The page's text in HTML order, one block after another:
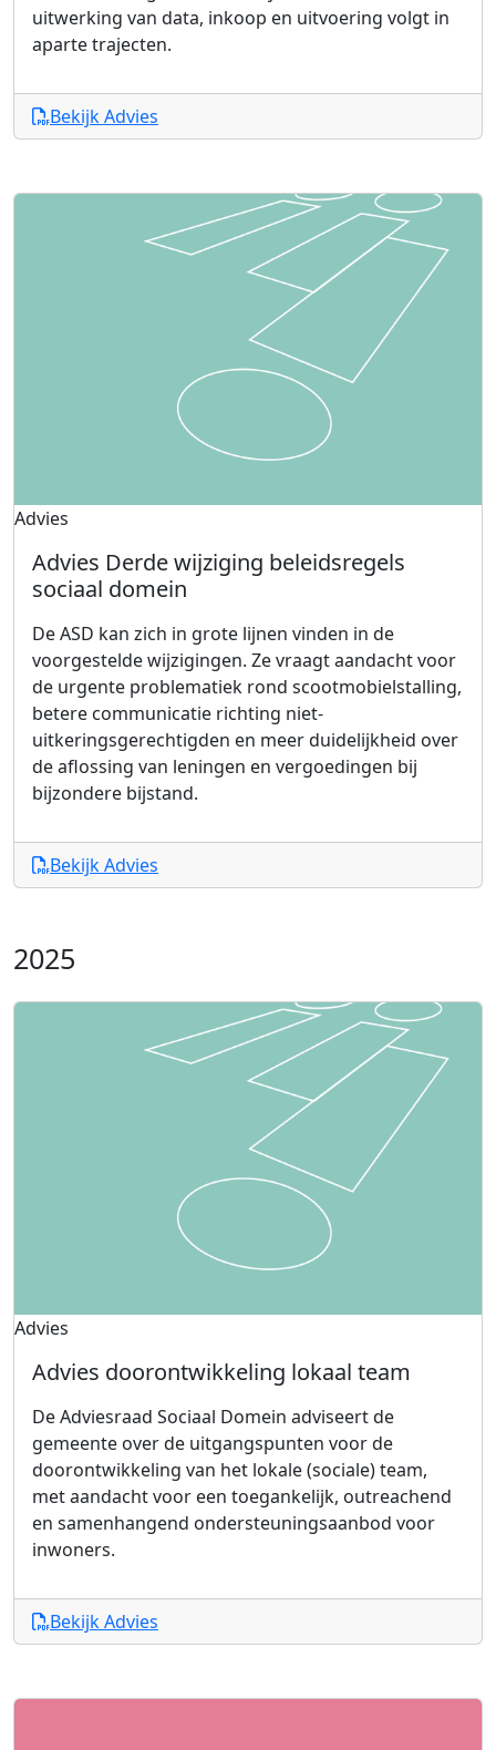
uitwerking van data, inkoop en uitvoering volgt in
aparte trajecten.
Bekijk Advies
Advies
Advies Derde wijziging beleidsregels
sociaal domein
De ASD kan zich in grote lijnen vinden in de
voorgestelde wijzigingen. Ze vraagt aandacht voor
de urgente problematiek rond scootmobielstalling,
betere communicatie richting niet-
uitkeringsgerechtigden en meer duidelijkheid over
de aflossing van leningen en vergoedingen bij
bijzondere bijstand.
Bekijk Advies
2025
Advies
Advies doorontwikkeling lokaal team
De Adviesraad Sociaal Domein adviseert de
gemeente over de uitgangspunten voor de
doorontwikkeling van het lokale (sociale) team,
met aandacht voor een toegankelijk, outreachend
en samenhangend ondersteuningsaanbod voor
inwoners.
Bekijk Advies